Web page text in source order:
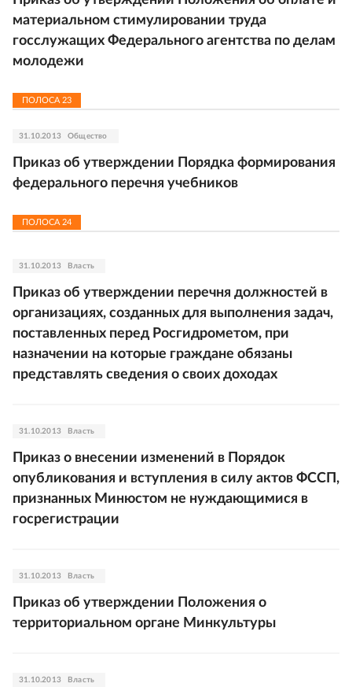
материальном стимулировании труда
госслужащих Федерального агентства по делам
молодежи
ПОЛОСА 23
31.10.2013 Общество
Приказ об утверждении Порядка формирования
федерального перечня учебников
ПОЛОСА 24
31.10.2013 Власть
Приказ об утверждении перечня должностей в
организациях, созданных для выполнения задач,
поставленных перед Росгидрометом, при
назначении на которые граждане обязаны
представлять сведения о своих доходах
31.10.2013 Власть
Приказ о внесении изменений в Порядок
опубликования и вступления в силу актов ФССП,
признанных Минюстом не нуждающимися в
госрегистрации
31.10.2013 Власть
Приказ об утверждении Положения о
территориальном органе Минкультуры
31.10.2013 Власть